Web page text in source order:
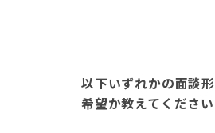
以下いずれかの面談
希望か教えてください